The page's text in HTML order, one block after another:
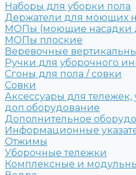
Наборы для уборки пола
Держатели для моющих
МОПы (моющие насадки
МОПы плоские
Веревочные
Ручки для уборочного
Сгоны для пола / совки
Совки
Аксессуары для тележек,
доп.оборудование
Дополнительное
Информационные
Отжимы
Уборочные тележки
Комплексные и